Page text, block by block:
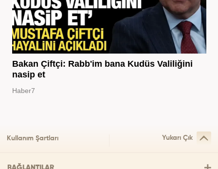
Bakan Çiftçi: Rabb'im bana Kudüs Valiliğini
nasip et
Haber7
Kullanım Şartları Yukarı Çık